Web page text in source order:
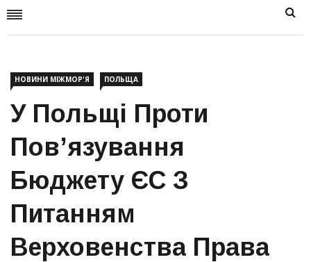
НОВИНИ МІЖМОР'Я ПОЛЬЩА
У Польщі Проти
Пов’язування
Бюджету ЄС З
Питанням
Верховенства Права